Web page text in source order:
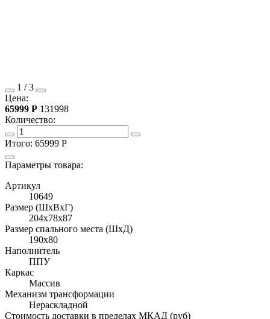
1 /3
Цена:
65999 Р 131998
Количество:
Итого: 65999 Р
Параметры товара:
Артикул
10649
Размер (ШхВхГ)
204x78x87
Размер спального места (ШхД)
190x80
Наполнитель
ППУ
Каркас
Массив
Механизм трансформации
Нераскладной
Стоимость доставки в пределах МКАД (руб)